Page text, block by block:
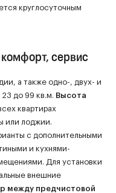
круглосуточным
сервис
а также одно-, двух- и
до 99 кв.м. Высота
квартирах
или лоджии.
с дополнительными
и кухнями-
Для установки
внешние
между предчистовой